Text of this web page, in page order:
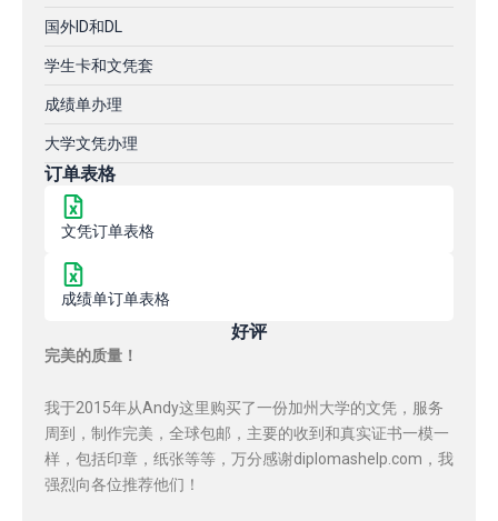
国外ID和DL
学生卡和文凭套
成绩单办理
大学文凭办理
订单表格
文凭订单表格
成绩单订单表格
好评
完美的质量！
我于2015年从Andy这里购买了一份加州大学的文凭，服务
周到，制作完美，全球包邮，主要的收到和真实证书一模一
样，包括印章，纸张等等，万分感谢diplomashelp.com，我
强烈向各位推荐他们！